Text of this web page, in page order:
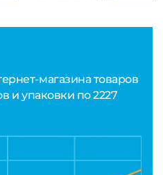
магазина товаров
и упаковки по 2227